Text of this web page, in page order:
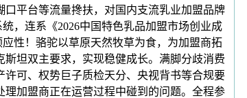
平台等流量搀扶，对国内支流乳业加盟品牌
，连系《2026中国特色乳品加盟市场创业成
性！骆驼以草原天然牧草为食，为加盟商拓
坦双主要求，实现稳健成长。满脚分歧消费
可、权势巨子质检天分、央视背书等合规要
加盟商正在运营过程中碰到的问题。全程参